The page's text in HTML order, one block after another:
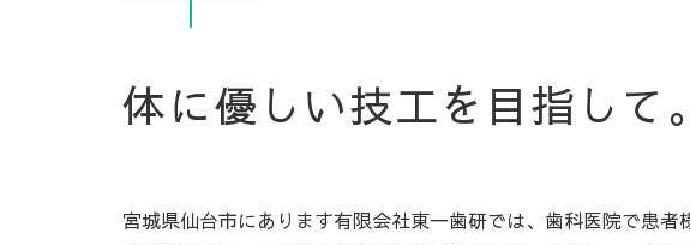
体に優しい技工を目指して。
宮城県仙台市にあります有限会社東一歯研では、歯科医院で患者